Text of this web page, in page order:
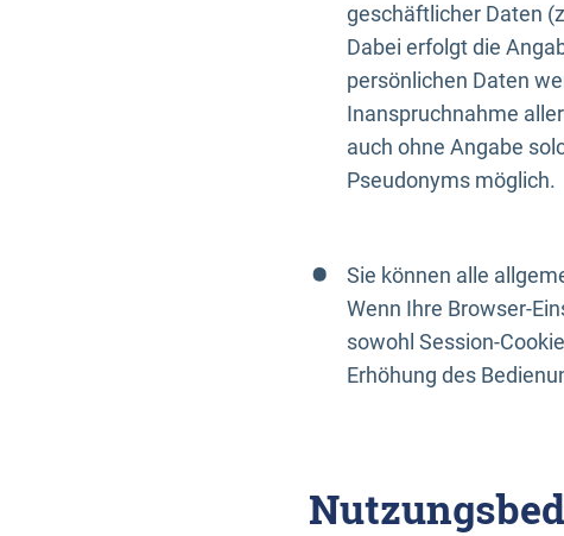
geschäftlicher Daten
Dabei erfolgt die
persönlichen Daten
Inanspruchnahme
auch ohne Angabe
Pseudonyms möglich.
Sie können alle
Wenn Ihre Browser-
sowohl Session-
Erhöhung des